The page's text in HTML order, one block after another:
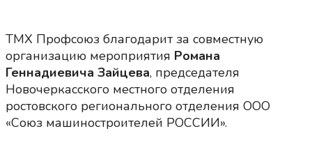
ТМХ Профсоюз благодарит за совместную
организацию мероприятия Романа
Геннадиевича Зайцева, председателя
Новочеркасского местного отделения
ростовского регионального отделения ООО
«Союз машиностроителей РОССИИ».